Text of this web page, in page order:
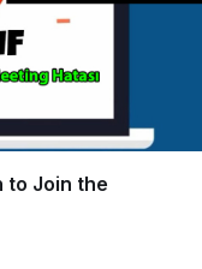
to Join the